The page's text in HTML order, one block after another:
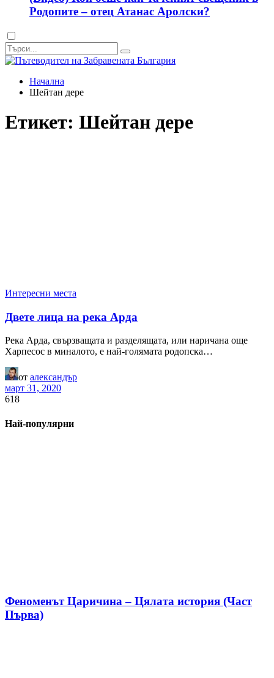
Родопите – отец Атанас Аролски?
Dark
mode
Начална
Шейтан дере
Етикет: Шейтан дере
Интересни места
Двете лица на река Арда
Река Арда, свързващата и разделящата, или наричана още
Харпесос в миналото, е най-голямата родопска…
от александър
март 31, 2020
618
Най-популярни
Феноменът Царичина – Цялата история (Част
Първа)